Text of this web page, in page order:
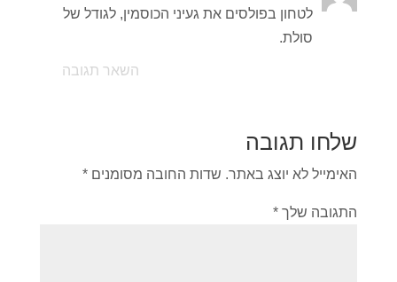
לטחון בפולסים את געיני הכוסמין, לגודל של
סולת.
השאר תגובה
שלחו תגובה
האימייל לא יוצג באתר. שדות החובה מסומנים *
התגובה שלך *